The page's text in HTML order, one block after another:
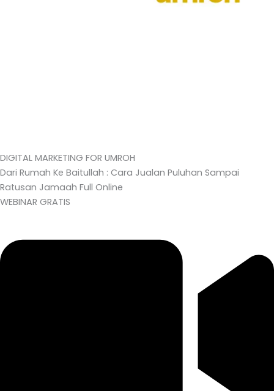
DIGITAL MARKETING FOR UMROH
Dari Rumah Ke Baitullah : Cara Jualan Puluhan Sampai
Ratusan Jamaah Full Online
WEBINAR GRATIS